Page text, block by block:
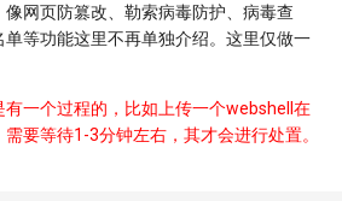
网页防篡改、勒索病毒防护、病毒查
等功能这里不再单独介绍。这里仅做一
有一个过程的，比如上传一个webshell在
要等待1-3分钟左右，其才会进行处置。